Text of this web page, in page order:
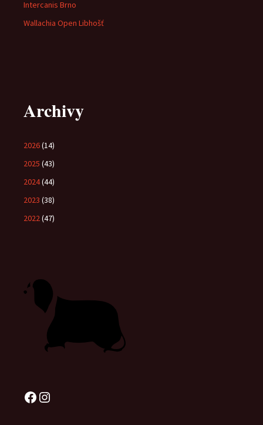
Intercanis Brno
Wallachia Open Libhošť
Archivy
2026(14)
2025 (43)
2024(44)
2023 (38)
2022(47)
Facebook
Instagram